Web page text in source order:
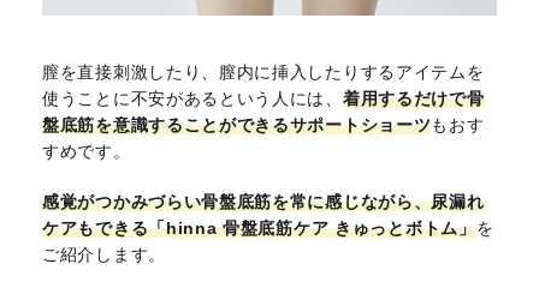
膣を直接刺激したり、膣内に挿入したりするアイテムを
使うことに不安があるという人には、 着用するだけで骨
盤底筋を意識することができるサポートショーツもおす
すめです。
感覚がつかみづらい骨盤底筋を常に感じながら、尿漏れ
ケアもできる「hinna 骨盤底筋ケア きゅっとボトム」を
ご紹介します。